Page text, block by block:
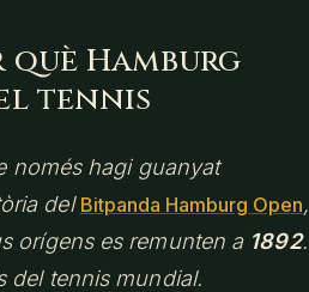
Hamburg
tennis
només hagi guanyat
del Bitpanda Hamburg Open,
orígens es remunten a 1892.
del tennis mundial.